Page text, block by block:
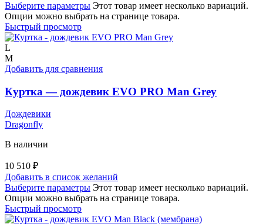
Выберите параметры Этот товар имеет несколько вариаций.
Опции можно выбрать на странице товара.
Быстрый просмотр
L
M
Добавить для сравнения
Куртка — дождевик EVO PRO Man Grey
Дождевики
Dragonfly
В наличии
10 510 ₽
Добавить в список желаний
Выберите параметры Этот товар имеет несколько вариаций.
Опции можно выбрать на странице товара.
Быстрый просмотр